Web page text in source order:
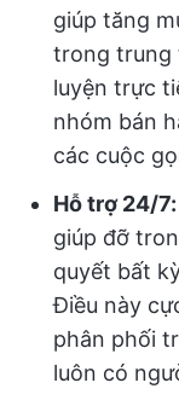
giúp tăng
trong trung
luyện trực
nhóm bán
các cuộc
Hỗ trợ 24/7:
giúp đỡ
quyết bất
Điều này
phân phối
luôn có